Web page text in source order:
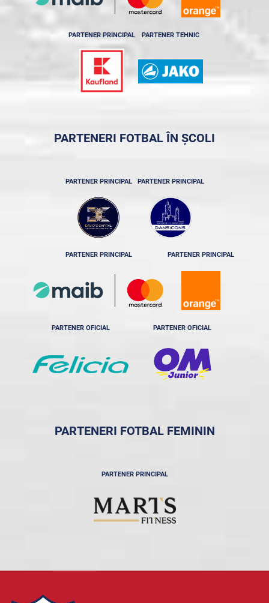
PARTENER PRINCIPAL PARTENER TEHNIC
PARTENERI FOTBAL ÎN ȘCOLI
PARTENER PRINCIPAL PARTENER PRINCIPAL
PARTENER PRINCIPAL PARTENER PRINCIPAL
PARTENER OFICIAL PARTENER OFICIAL
PARTENERI FOTBAL FEMININ
PARTENER PRINCIPAL